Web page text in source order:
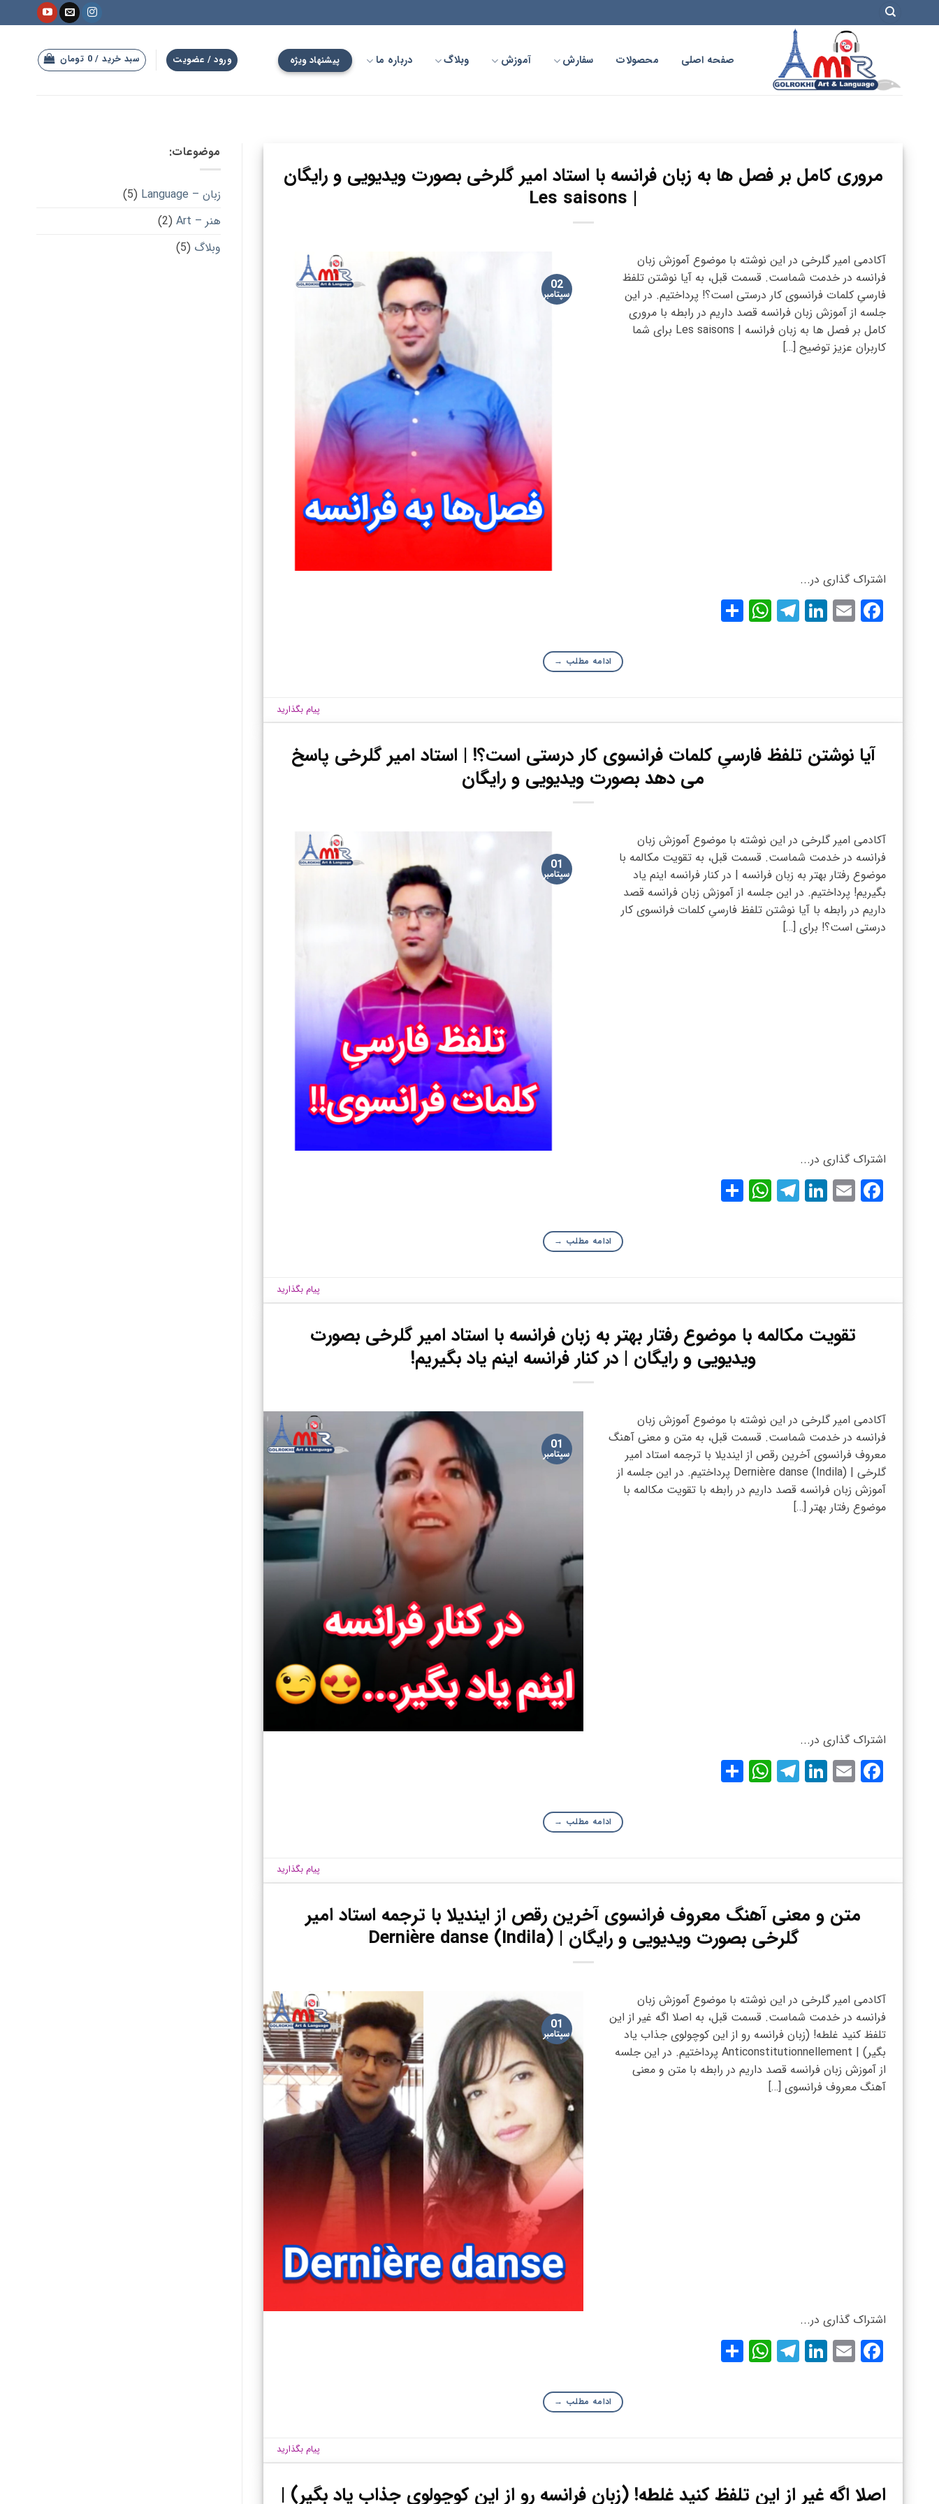
به
صفحه اصلی محصولات سفارش آموزش وبلاگ درباره ما پیشنهاد ویژه ورود / عضویت سبد خرید / 0 تومان
مروری کامل بر فصل ها به زبان فرانسه با استاد امیر گلرخی بصورت ویدیویی و رایگان
| Les saisons
02
سپتامبر
آکادمی امیر گلرخی در این نوشته با موضوع آموزش زبان
فرانسه در خدمت شماست. قسمت قبل، به آیا نوشتن تلفظ
فارسیِ کلمات فرانسوی کار درستی است؟! پرداختیم. در این
جلسه از آموزش زبان فرانسه قصد داریم در رابطه با مروری
کامل بر فصل ها به زبان فرانسه | Les saisons برای شما
کاربران عزیز توضیح […]
اشتراک گذاری در...
Facebook
Email
LinkedIn
Telegram
WhatsApp
ادامه مطلب →
پیام بگذارید
آیا نوشتن تلفظ فارسیِ کلمات فرانسوی کار درستی است؟! | استاد امیر گلرخی پاسخ
می دهد بصورت ویدیویی و رایگان
01
سپتامبر
آکادمی امیر گلرخی در این نوشته با موضوع آموزش زبان
فرانسه در خدمت شماست. قسمت قبل، به تقویت مکالمه با
موضوع رفتار بهتر به زبان فرانسه | در کنار فرانسه اینم یاد
بگیریم! پرداختیم. در این جلسه از آموزش زبان فرانسه قصد
داریم در رابطه با آیا نوشتن تلفظ فارسیِ کلمات فرانسوی کار
درستی است؟! برای […]
اشتراک گذاری در...
Facebook
Email
LinkedIn
Telegram
WhatsApp
ادامه مطلب →
پیام بگذارید
تقویت مکالمه با موضوع رفتار بهتر به زبان فرانسه با استاد امیر گلرخی بصورت
ویدیویی و رایگان | در کنار فرانسه اینم یاد بگیریم!
01
سپتامبر
آکادمی امیر گلرخی در این نوشته با موضوع آموزش زبان
فرانسه در خدمت شماست. قسمت قبل، به متن و معنی آهنگ
معروف فرانسوی آخرین رقص از ایندیلا با ترجمه استاد امیر
گلرخی | (Dernière danse (Indila پرداختیم. در این جلسه از
آموزش زبان فرانسه قصد داریم در رابطه با تقویت مکالمه با
موضوع رفتار بهتر […]
اشتراک گذاری در...
Facebook
Email
LinkedIn
Telegram
WhatsApp
ادامه مطلب →
پیام بگذارید
متن و معنی آهنگ معروف فرانسوی آخرین رقص از ایندیلا با ترجمه استاد امیر
گلرخی بصورت ویدیویی و رایگان | (Dernière danse (Indila
01
سپتامبر
آکادمی امیر گلرخی در این نوشته با موضوع آموزش زبان
فرانسه در خدمت شماست. قسمت قبل، به اصلا اگه غیر از این
تلفظ کنید غلطه! (زبان فرانسه رو از این کوچولوی جذاب یاد
بگیر) | Anticonstitutionnellement پرداختیم. در این جلسه
از آموزش زبان فرانسه قصد داریم در رابطه با متن و معنی
آهنگ معروف فرانسوی […]
اشتراک گذاری در...
Facebook
Email
LinkedIn
Telegram
WhatsApp
ادامه مطلب →
پیام بگذارید
اصلا اگه غیر از این تلفظ کنید غلطه! (زبان فرانسه رو از این کوچولوی جذاب یاد بگیر) |
موضوعات:
زبان – Language
(5)
هنر – Art
(2)
وبلاگ (5)